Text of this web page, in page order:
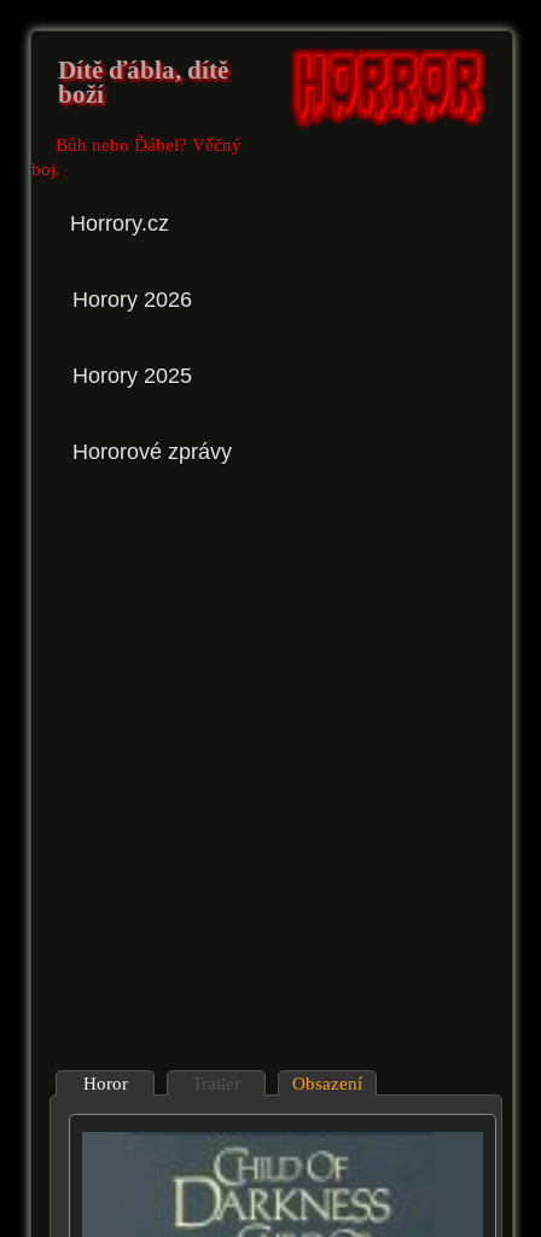
Dítě ďábla, dítě
boží
Bůh nebo Ďábel? Věčný
boj.
Horrory.cz
Horory 2026
Horory 2025
Hororové zprávy
Horor Trailer Obsazení